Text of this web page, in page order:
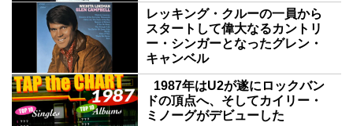
レッキング・クルーの一員から
スタートして偉大なるカントリ
ー・シンガーとなったグレン・
キャンベル
1987年はU2が遂にロックバン
ドの頂点へ、そしてカイリー・
ミノーグがデビューした